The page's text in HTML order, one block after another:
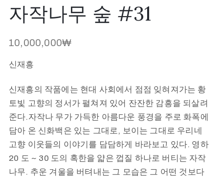
자작나무 숲 #31
10,000,000₩
신재흥
신재흥의 작품에는 현대 사회에서 점점 잊혀져가는 황
토빛 고향의 정서가 펼쳐져 있어 잔잔한 감흥을 되살려
준다.자작나 무가 가득한 아름다운 풍경을 주로 화폭에
담아 온 신화백은 있는 그대로, 보이는 그대로 우리네
고향 이웃들의 이야기를 담담하게 바라보고 있다. 영하
20 도 ~ 30 도의 혹한을 얇은 껍질 하나로 버티는 자작
나무. 추운 겨울을 버텨내는 그 모습은 그 어떤 것보다